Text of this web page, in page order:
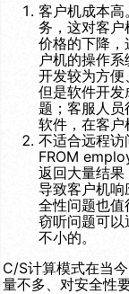
客户机成本
务，这对客
价格的下降
户机的操作
开发较为方便
但是软件开
题；客服人
软件，在客户
不适合远程
FROM
返回大量结
导致客户机
全性问题也值
窃听问题可
不小的。
C/S计算模式在当
量不多、对安全性